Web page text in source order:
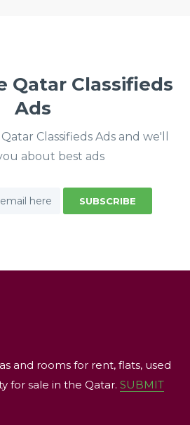
Qatar Classifieds
Ads
Classifieds Ads and we'll
about best ads
SUBSCRIBE
and rooms for rent, flats, used
for sale in the Qatar. SUBMIT